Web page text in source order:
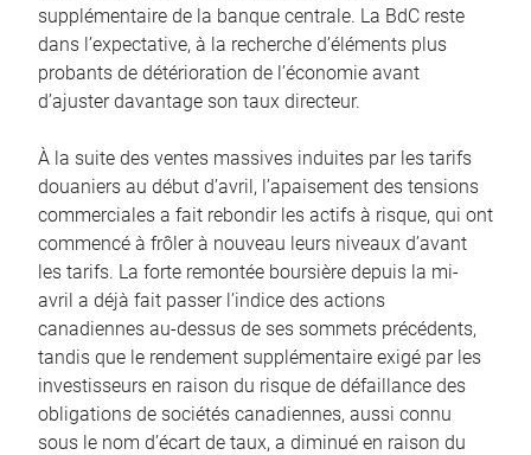
supplémentaire de la banque centrale. La BdC reste
dans l’expectative, à la recherche d’éléments plus
probants de détérioration de l’économie avant
d’ajuster davantage son taux directeur.
À la suite des ventes massives induites par les tarifs
douaniers au début d’avril, l’apaisement des tensions
commerciales a fait rebondir les actifs à risque, qui ont
commencé à frôler à nouveau leurs niveaux d’avant
les tarifs. La forte remontée boursière depuis la mi-
avril a déjà fait passer l’indice des actions
canadiennes au-dessus de ses sommets précédents,
tandis que le rendement supplémentaire exigé par les
investisseurs en raison du risque de défaillance des
obligations de sociétés canadiennes, aussi connu
sous le nom d’écart de taux, a diminué en raison du